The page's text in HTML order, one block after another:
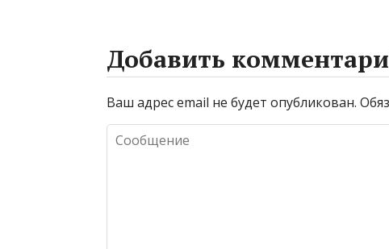
Добавить
Ваш адрес email не будет опубликован.